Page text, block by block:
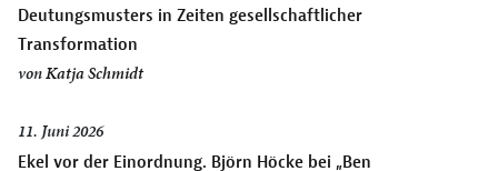
Deutungsmusters in Zeiten gesellschaftlicher
Transformation
vonKatja Schmidt
11. Juni 2026
Ekel vor der Einordnung. Björn Höcke bei „Ben